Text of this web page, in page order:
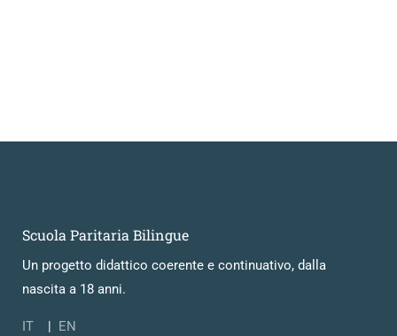
Scuola Paritaria Bilingue
Un progetto didattico coerente e continuativo, dalla
nascita a 18 anni.
IT EN